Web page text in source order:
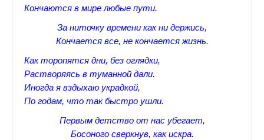
Top видео студии
Лучшее фото недели
Лучшее фото дня
Фотоссесия. Лучшие спортсмены.
От улыбки станет всем светлей
Настольный теннис в Пушкине Санкт-Петербург. Клубы и
Кончаются в мире любые пути.
За ниточку времени как ни держись,
Кончается все, не кончается жизнь.
Как торопятся дни, без оглядки,
Растворяясь в туманной дали.
Иногда я вздыхаю украдкой,
По годам, что так быстро ушли.
Первым детство от нас убегает,
Босоного сверкнув, как искра.